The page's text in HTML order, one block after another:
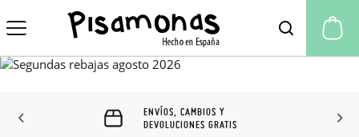
ENVÍOS, CAMBIOS Y
DEVOLUCIONES GRATIS